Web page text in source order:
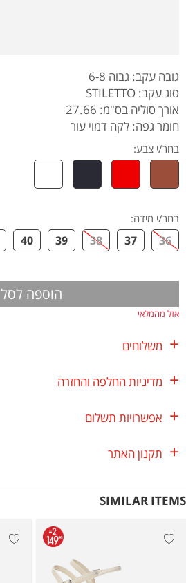
גובה עקב: גבוה 6-8
סוג עקב: STILETTO
אורך סוליה בס"מ: 27.66
חומר גפה: לקה דמוי עור
בחר/י צבע:
בחר/י מידה:
36
37
38
39
40
הוספה לסל
אזל מהמלאי
משלוחים
מדיניות החלפה והחזרה
אפשרויות תשלום
תקנון האתר
SIMILAR ITEMS